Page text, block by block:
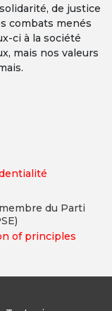
de justice
combats menés
ci à la société
mais nos valeurs
du Parti
of principles